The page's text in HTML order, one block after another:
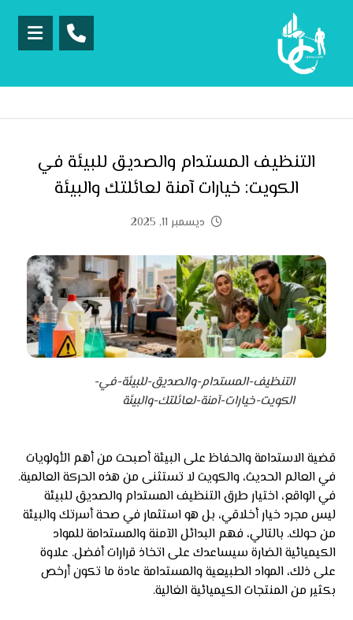
التنظيف المستدام والصديق للبيئة في
الكويت: خيارات آمنة لعائلتك والبيئة
ديسمبر 11, 2025
التنظيف-المستدام-والصديق-للبيئة-في-
الكويت-خيارات-آمنة-لعائلتك-والبيئة
قضية الاستدامة والحفاظ على البيئة أصبحت من أهم الأولويات
في العالم الحديث، والكويت لا تستثنى من هذه الحركة العالمية.
في الواقع، اختيار طرق التنظيف المستدام والصديق للبيئة
ليس مجرد خيار أخلاقي، بل هو استثمار في صحة أسرتك والبيئة
من حولك. بالتالي، فهم البدائل الآمنة والمستدامة للمواد
الكيميائية الضارة سيساعدك على اتخاذ قرارات أفضل. علاوة
على ذلك، المواد الطبيعية والمستدامة عادة ما تكون أرخص
بكثير من المنتجات الكيميائية الغالية.